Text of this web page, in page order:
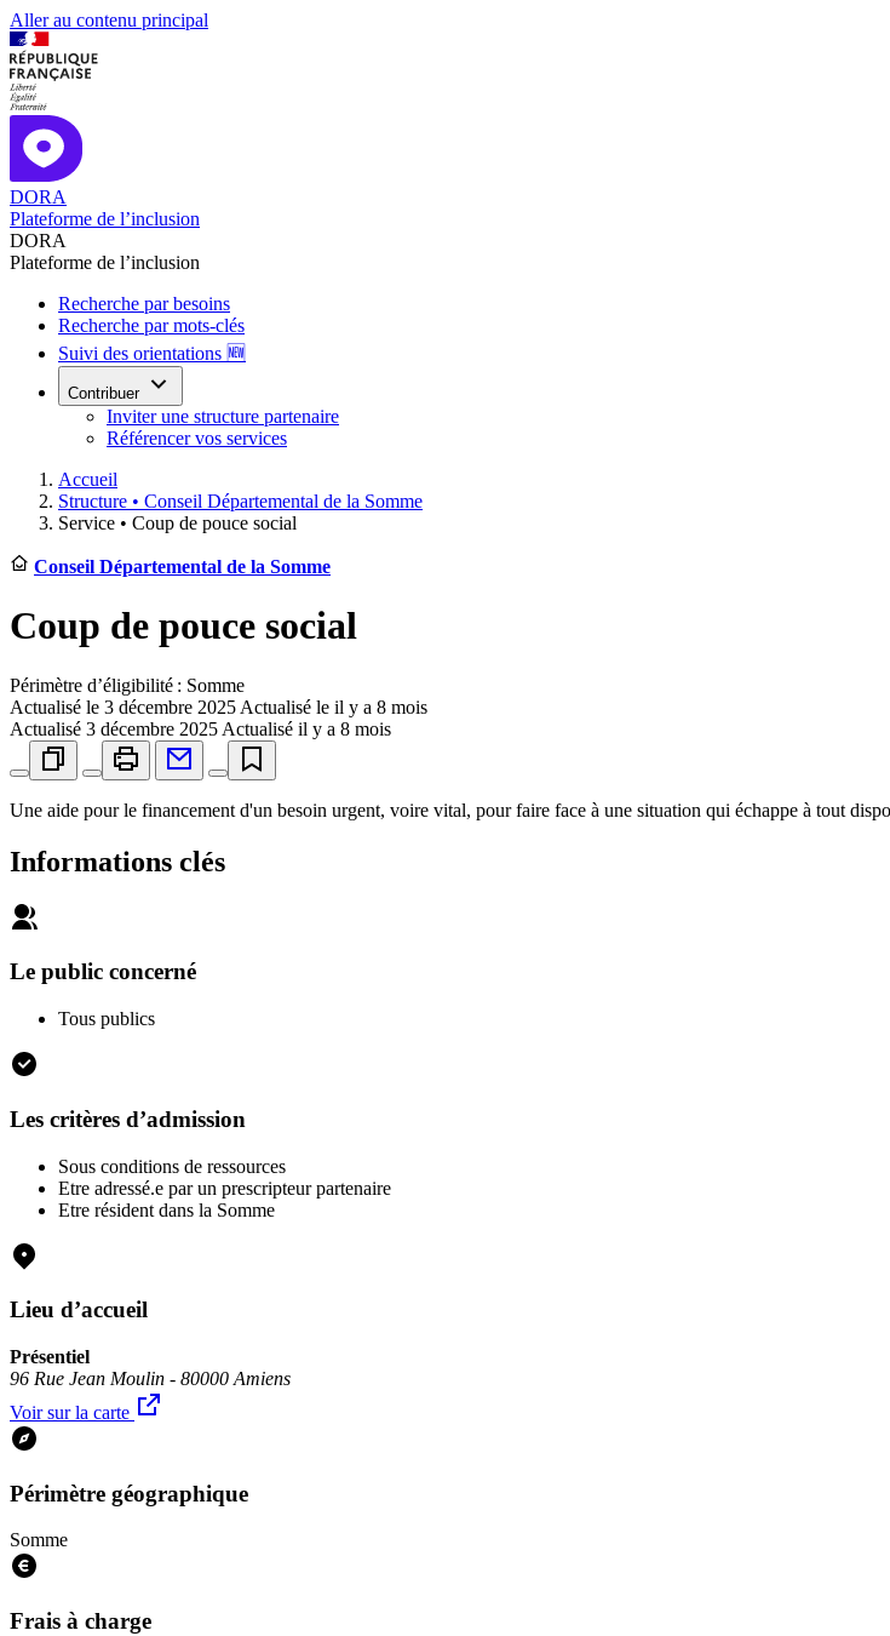
Aller au contenu principal
DORA
Plateforme de l’inclusion
DORA
Plateforme de l’inclusion
Recherche par besoins
Recherche par mots-clés
Suivi des orientations 🆕
Contribuer
Inviter une structure partenaire
Référencer vos services
Accueil
Structure • Conseil Départemental de la Somme
Service • Coup de pouce social
Conseil Départemental de la Somme
Coup de pouce social
Périmètre d’éligibilité : Somme
Actualisé le 3 décembre 2025 Actualisé le il y a 8 mois
Actualisé 3 décembre 2025 Actualisé il y a 8 mois
Une aide pour le financement d'un besoin urgent, voire vital, pour faire face à une situation qui échappe à tout
Informations clés
Le public concerné
Tous publics
Les critères d’admission
Sous conditions de ressources
Etre adressé.e par un prescripteur partenaire
Etre résident dans la Somme
Lieu d’accueil
Présentiel
96 Rue Jean Moulin - 80000 Amiens
Voir sur la carte
Périmètre géographique
Somme
Frais à charge